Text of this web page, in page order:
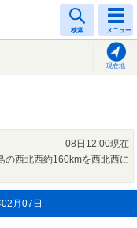
検索 メニュー
現在地
08日12:00現在
の西北西約160kmを西北西に
月07日